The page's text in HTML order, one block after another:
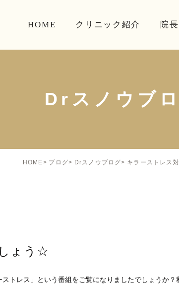
HOME クリニック紹介 院
Drスノウブ
HOME ブログ Drスノウブログ キラーストレス
ょう☆
トレス」という番組をご覧になりましたでしょうか？